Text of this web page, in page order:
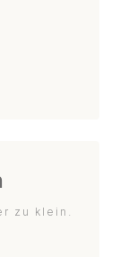
zu klein.